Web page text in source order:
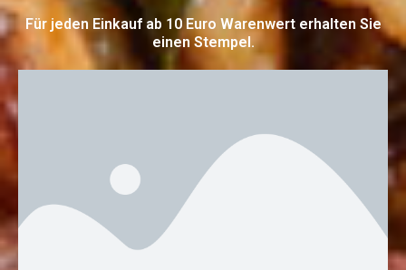
Für jeden Einkauf ab 10 Euro Warenwert erhalten Sie
einen Stempel.